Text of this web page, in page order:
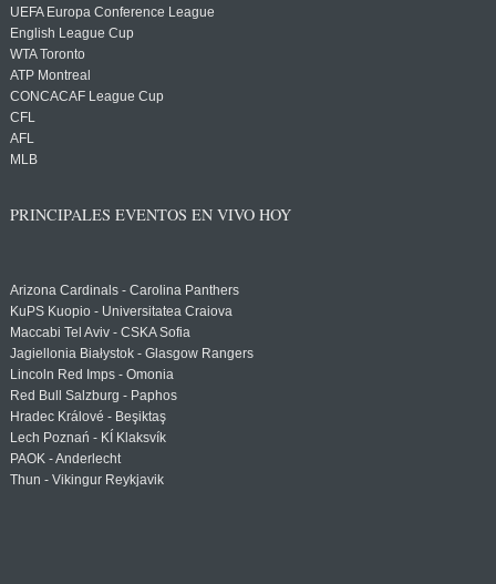
UEFA Europa Conference League
English League Cup
WTA Toronto
ATP Montreal
CONCACAF League Cup
CFL
AFL
MLB
PRINCIPALES EVENTOS EN VIVO HOY
Arizona Cardinals - Carolina Panthers
KuPS Kuopio - Universitatea Craiova
Maccabi Tel Aviv - CSKA Sofia
Jagiellonia Białystok - Glasgow Rangers
Lincoln Red Imps - Omonia
Red Bull Salzburg - Paphos
Hradec Králové - Beşiktaş
Lech Poznań - KÍ Klaksvík
PAOK - Anderlecht
Thun - Vikingur Reykjavik